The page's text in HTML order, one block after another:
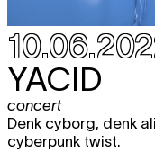
YACID
concert
Denk cyborg, denk
cyberpunk twist.